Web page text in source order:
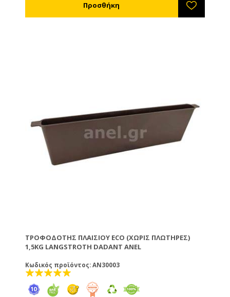
ΤΡΟΦΟΔΌΤΗΣ ΠΛΑΙΣΊΟΥ ECO (ΧΩΡΙΣ ΠΛΩΤΗΡΕΣ)
1,5KG LANGSTROTH DADANT ANEL
Κωδικός προϊόντος: AN30003